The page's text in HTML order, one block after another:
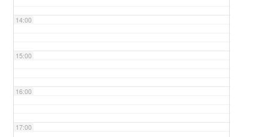
14:00
15:00
16:00
17:00